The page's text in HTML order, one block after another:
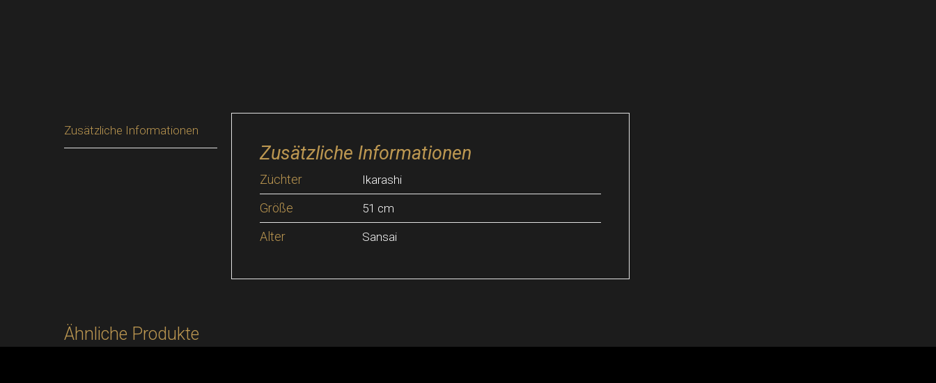
Zusätzliche Informationen
Zusätzliche Informationen
Züchter Ikarashi
Größe 51 cm
Alter Sansai
Ähnliche Produkte